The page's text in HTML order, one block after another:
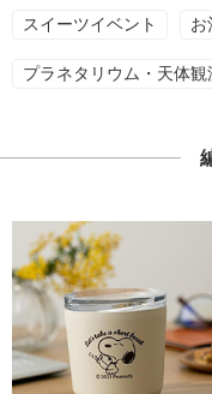
スイーツイベント お
プラネタリウム・天体観